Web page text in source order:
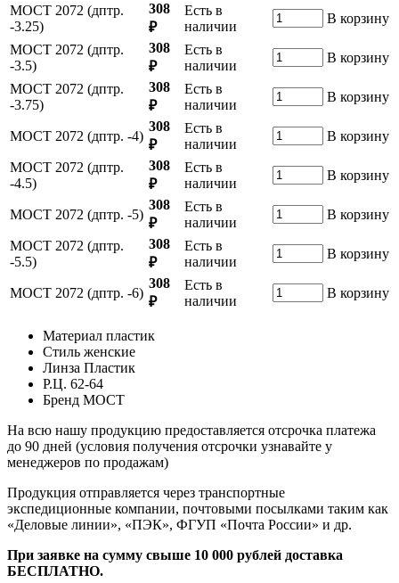
МОСТ 2072 (дптр.
-3.25)
308
₽
Есть в
наличии
В корзину
МОСТ 2072 (дптр.
-3.5)
308
₽
Есть в
наличии
В корзину
МОСТ 2072 (дптр.
-3.75)
308
₽
Есть в
наличии
В корзину
МОСТ 2072 (дптр. -4)
308
₽
Есть в
наличии
В корзину
МОСТ 2072 (дптр.
-4.5)
308
₽
Есть в
наличии
В корзину
МОСТ 2072 (дптр. -5)
308
₽
Есть в
наличии
В корзину
МОСТ 2072 (дптр.
-5.5)
308
₽
Есть в
наличии
В корзину
МОСТ 2072 (дптр. -6)
308
₽
Есть в
наличии
В корзину
Материал пластик
Стиль женские
Линза Пластик
Р.Ц. 62-64
Бренд МОСТ
На всю нашу продукцию предоставляется отсрочка платежа
до 90 дней (условия получения отсрочки узнавайте у
менеджеров по продажам)
Продукция отправляется через транспортные
экспедиционные компании, почтовыми посылками таким как
«Деловые линии», «ПЭК», ФГУП «Почта России» и др.
При заявке на сумму свыше 10 000 рублей доставка
БЕСПЛАТНО.